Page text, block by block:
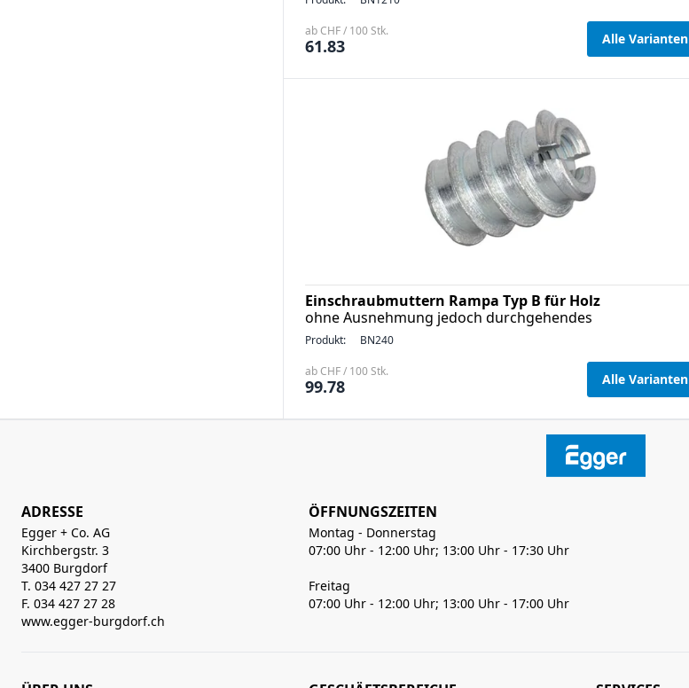
ab CHF / 100 Stk.
61.83 Alle Varianten
Einschraubmuttern Rampa Typ B für Holz
ohne Ausnehmung jedoch durchgehendes
Produkt: BN240
ab CHF / 100 Stk.
99.78 Alle Varianten
ADRESSE
Egger + Co. AG
Kirchbergstr. 3
3400 Burgdorf
T. 034 427 27 27
F. 034 427 27 28
www.egger-burgdorf.ch
ÖFFNUNGSZEITEN
Montag - Donnerstag
07:00 Uhr - 12:00 Uhr; 13:00 Uhr - 17:30 Uhr
Freitag
07:00 Uhr - 12:00 Uhr; 13:00 Uhr - 17:00 Uhr